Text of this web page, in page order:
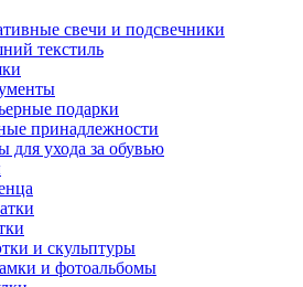
свечи и подсвечники
текстиль
подарки
принадлежности
для ухода за обувью
и скульптуры
и фотоальбомы